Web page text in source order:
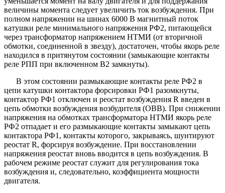
величины момента следует увеличить ток возбуждения. При
полном напряжении на шинах 6000 В магнитный поток
катушки реле минимального напряжения РФ2, питающейся
через трансформатор напряжением НТМИ (от вторичной
обмотки, соединенной в звезду), достаточен, чтобы якорь реле
находился в притянутом состоянии (замыкающие контакты
реле РПП при включенном В2 замкнуты).
В этом состоянии размыкающие контакты реле РФ2 в
цепи катушки контактора форсировки РФ1 разомкнуты,
контактор РФ1 отключен и реостат возбуждения R введен в
цепь обмотки возбуждения возбудителя (ОВВ). При снижении
напряжения на обмотках трансформатора НТМИ якорь реле
РФ2 отпадает и его размыкающие контакты замыкают цепь
контактора РФ1, контакты которого, закрываясь, шунтируют
реостат R, форсируя возбуждение. При восстановлении
напряжения реостат вновь вводится в цепь возбуждения. В
рабочем режиме реостат служит для регулирования тока
возбуждения и, следовательно, коэффициента мощности
двигателя.